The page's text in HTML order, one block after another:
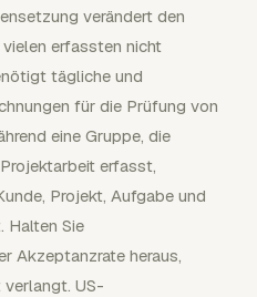
verändert den
erfassten nicht
tägliche und
für die Prüfung von
eine Gruppe, die
erfasst,
Projekt, Aufgabe und
Halten Sie
Akzeptanzrate heraus,
verlangt. US-